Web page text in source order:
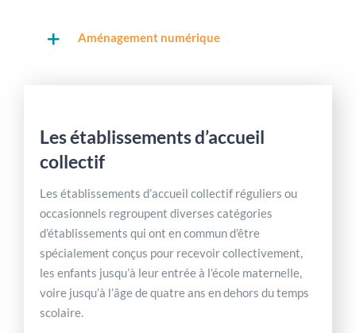
Aménagement numérique
Les établissements d’accueil
collectif
Les établissements d’accueil collectif réguliers ou
occasionnels regroupent diverses catégories
d’établissements qui ont en commun d’être
spécialement conçus pour recevoir collectivement,
les enfants jusqu’à leur entrée à l’école maternelle,
voire jusqu’à l’âge de quatre ans en dehors du temps
scolaire.